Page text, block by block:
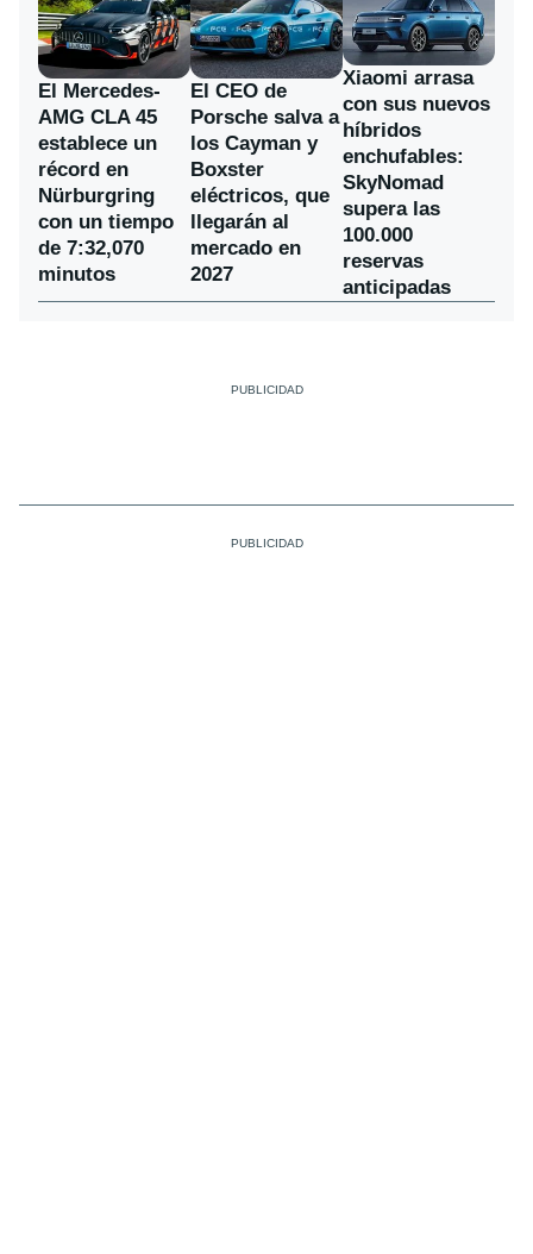
El Mercedes-
AMG CLA 45
establece un
récord en
Nürburgring
con un tiempo
de 7:32,070
minutos
El CEO de
Porsche salva a
los Cayman y
Boxster
eléctricos, que
llegarán al
mercado en
2027
Xiaomi arrasa
con sus nuevos
híbridos
enchufables:
SkyNomad
supera las
100.000
reservas
anticipadas